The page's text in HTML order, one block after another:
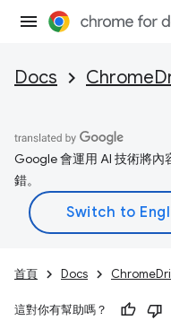
Docs
Google 會運用 AI 技術將內
錯。
首頁 Docs
這對你有幫助嗎？